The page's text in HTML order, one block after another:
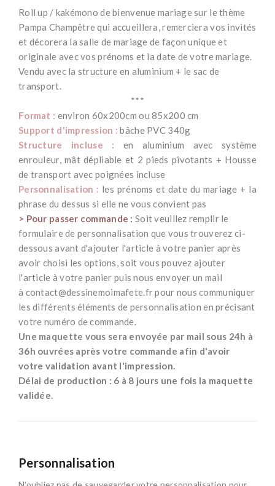
Roll up / kakémono de bienvenue mariage sur le thème
Pampa Champêtre qui accueillera, remerciera vos invités
et décorera la salle de mariage de façon unique et
originale avec vos prénoms et la date de votre mariage.
Vendu avec la structure en aluminium + le sac de
transport.
***
Format : environ 60x200cm ou 85x200 cm
Support d'impression : bâche PVC 340g
Structure incluse : en aluminium avec système
enrouleur, mât dépliable et 2 pieds pivotants + Housse
de transport avec poignées incluse
Personnalisation : les prénoms et date du mariage + la
phrase du dessus si elle ne vous convient pas
> Pour passer commande : Soit veuillez remplir le
formulaire de personnalisation que vous trouverez ci-
dessous avant d'ajouter l'article à votre panier après
avoir choisi les options, soit vous pouvez ajouter
l'article à votre panier puis nous envoyer un mail
à contact@dessinemoimafete.frpour nous communiquer
les différents éléments de personnalisation en précisant
votre numéro de commande.
Une maquette vous sera envoyée par mail sous 24h à
36h ouvrées après votre commande afin d'avoir
votre validation avant l'impression.
Délai de production : 6 à 8 jours une fois la maquette
validée.
Personnalisation